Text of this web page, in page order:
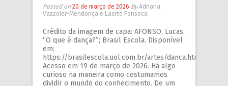
Posted on 20 de março de 2026 ByAdriana
Vazzoler-Mendonça e Laerte Fonseca
Crédito da imagem de capa: AFONSO, Lucas.
“O que é dança?”; Brasil Escola. Disponível
em:
https://brasilescola.uol.com.br/artes/danca.htm.
Acesso em 19 de março de 2026. Há algo
curioso na maneira como costumamos
dividir o mundo do conhecimento. De um